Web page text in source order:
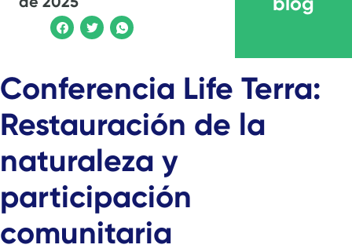
Conferencia Life Terra:
Restauración de la
naturaleza y
participación
comunitaria